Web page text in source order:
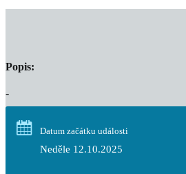
Popis:
-
Datum začátku události
Neděle 12.10.2025